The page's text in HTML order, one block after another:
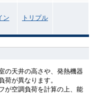
ン トリプル
の天井の高さや、発熱機器
荷が異なります。
が空調負荷を計算の上、能